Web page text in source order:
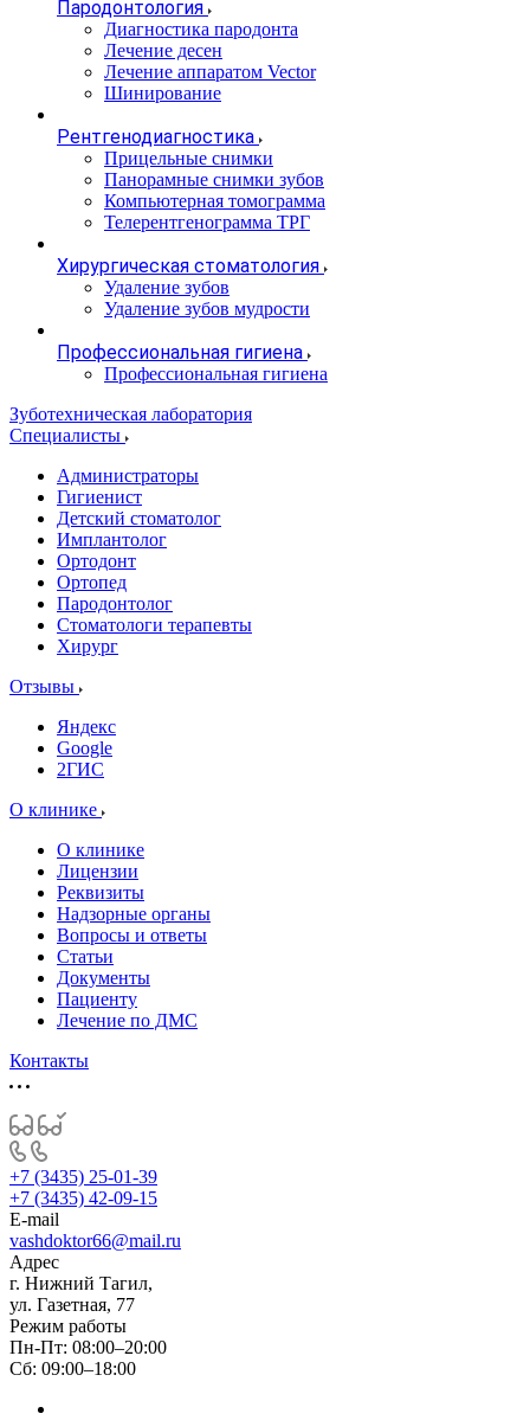
Пародонтология
Диагностика пародонта
Лечение десен
Лечение аппаратом Vector
Шинирование
Рентгенодиагностика
Прицельные снимки
Панорамные снимки зубов
Компьютерная томограмма
Телерентгенограмма ТРГ
Хирургическая стоматология
Удаление зубов
Удаление зубов мудрости
Профессиональная гигиена
Профессиональная гигиена
Зуботехническая лаборатория
Специалисты
Администраторы
Гигиенист
Детский стоматолог
Имплантолог
Ортодонт
Ортопед
Пародонтолог
Стоматологи терапевты
Хирург
Отзывы
Яндекс
Google
2ГИС
О клинике
О клинике
Лицензии
Реквизиты
Надзорные органы
Вопросы и ответы
Статьи
Документы
Пациенту
Лечение по ДМС
Контакты
+7 (3435) 25-01-39
+7 (3435) 42-09-15
E-mail
vashdoktor66@mail.ru
Адрес
г. Нижний Тагил,
ул. Газетная, 77
Режим работы
Пн-Пт: 08:00–20:00
Сб: 09:00–18:00